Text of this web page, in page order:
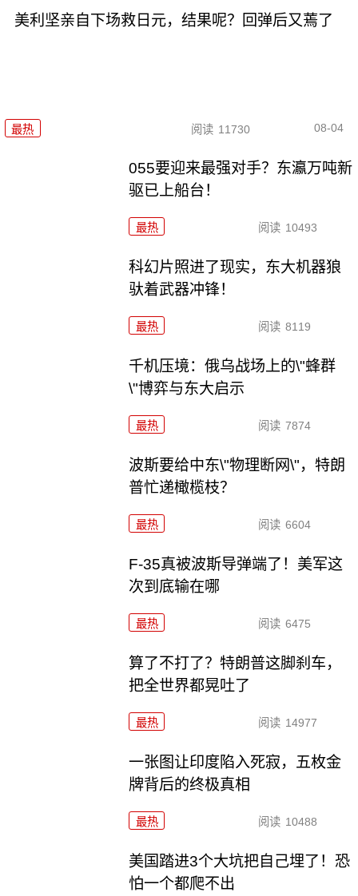
美利坚亲自下场救日元，结果呢？回弹后又蔫了
最热 阅读 11730 08-04
055要迎来最强对手？东瀛万吨新
驱已上船台！
最热 阅读 10493
科幻片照进了现实，东大机器狼
驮着武器冲锋！
最热 阅读 8119
千机压境：俄乌战场上的\"蜂群
\"博弈与东大启示
最热 阅读 7874
波斯要给中东\"物理断网\"，特朗
普忙递橄榄枝？
最热 阅读 6604
F-35真被波斯导弹端了！美军这
次到底输在哪
最热 阅读 6475
算了不打了？特朗普这脚刹车，
把全世界都晃吐了
最热 阅读 14977
一张图让印度陷入死寂，五枚金
牌背后的终极真相
最热 阅读 10488
美国踏进3个大坑把自己埋了！恐
怕一个都爬不出